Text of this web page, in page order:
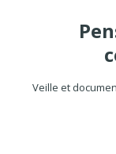
Veille et